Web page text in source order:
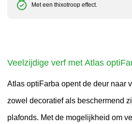
Met een thixotroop effect.
Veelzijdige verf met Atlas
Atlas optiFarba opent de deur naar
zowel decoratief als beschermend
plafonds. Met de mogelijkheid om